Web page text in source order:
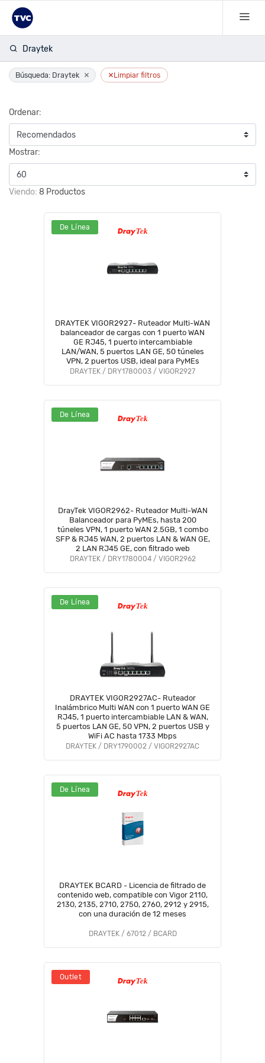
Draytek
Búsqueda: Draytek × ×Limpiar filtros
Ordenar:
Mostrar:
Viendo: 8 Productos
De Línea
DRAYTEK VIGOR2927- Ruteador Multi-WAN
balanceador de cargas con 1 puerto WAN
GE RJ45, 1 puerto intercambiable
LAN/WAN, 5 puertos LAN GE, 50 túneles
VPN, 2 puertos USB, ideal para PyMEs
DRAYTEK / DRY1780003 / VIGOR2927
De Línea
DrayTek VIGOR2962- Ruteador Multi-WAN
Balanceador para PyMEs, hasta 200
túneles VPN, 1 puerto WAN 2.5GB, 1 combo
SFP & RJ45 WAN, 2 puertos LAN & WAN GE,
2 LAN RJ45 GE, con filtrado web
DRAYTEK / DRY1780004 / VIGOR2962
De Línea
DRAYTEK VIGOR2927AC- Ruteador
Inalámbrico Multi WAN con 1 puerto WAN GE
RJ45, 1 puerto intercambiable LAN & WAN,
5 puertos LAN GE, 50 VPN, 2 puertos USB y
WiFi AC hasta 1733 Mbps
DRAYTEK / DRY1790002 / VIGOR2927AC
De Línea
DRAYTEK BCARD - Licencia de filtrado de
contenido web, compatible con Vigor 2110,
2130, 2135, 2710, 2750, 2760, 2912 y 2915,
con una duración de 12 meses
DRAYTEK / 67012 / BCARD
Outlet